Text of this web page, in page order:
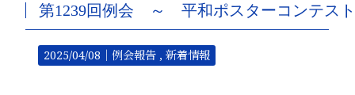
第1239回例会 ～ 平和ポスターコンテス
2025/04/08｜ 例会報告 新着情報